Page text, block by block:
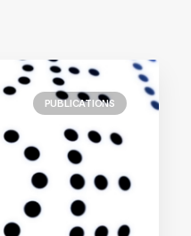
PUBLICATIONS